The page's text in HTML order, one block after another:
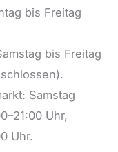
bis Freitag
bis Freitag
Samstag
Uhr,
Uhr.